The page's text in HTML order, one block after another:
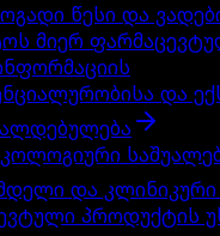
წესი და
მიერ
და
და კლინიკური
პროდუქტის